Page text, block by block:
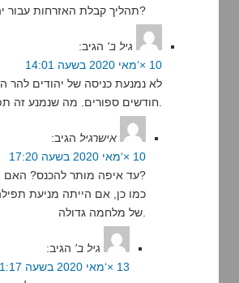
תהליך קבלת האזרחות עבור יהודים. נשמע מוכר?
גיל ב' הגיב:
10 ×‘מאי 2020 בשעה 14:01
לא נמנעת כניסה של יהודים להר
אישרגיל הגיב:
10 ×‘מאי 2020 בשעה 17:20
עד איפה מותר להכנס? האם מותר להכנס לתוך המבנה עצמו, למשל?
כמו כן, אם הייתה מניעת
גיל ב' הגיב:
13 ×‘מאי 2020 בשעה 11:17